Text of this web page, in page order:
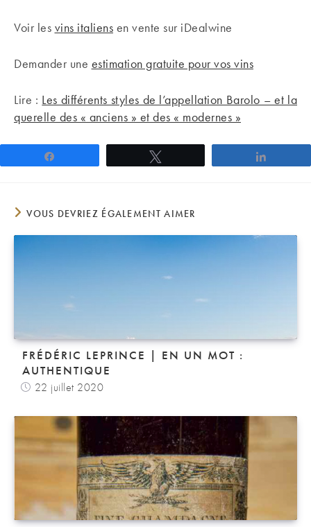
Voir les vins italiens en vente sur iDealwine
Demander une estimation gratuite pour vos vins
Lire : Les différents styles de l’appellation Barolo – et la
querelle des « anciens » et des « modernes »
VOUS DEVRIEZ ÉGALEMENT AIMER
FRÉDÉRIC LEPRINCE | EN UN MOT :
AUTHENTIQUE
22 juillet 2020